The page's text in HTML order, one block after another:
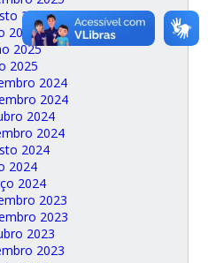
2025
2025
2025
2025
2024
2024
2024
2024
2024
2024
2024
2023
2023
2023
2023